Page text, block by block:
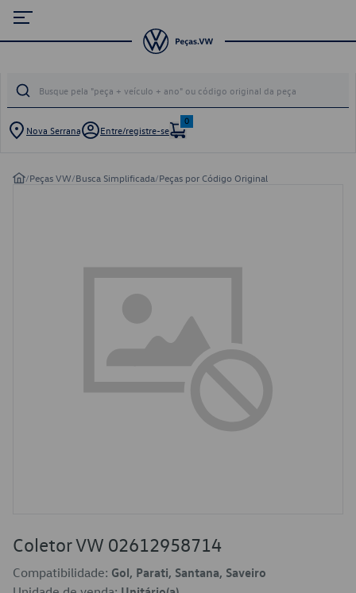
Nova Serrana Entre/registre-se
0
/Peças VW/Busca Simplificada/Peças por Código Original
Coletor VW 02612958714
Compatibilidade: Gol, Parati, Santana, Saveiro